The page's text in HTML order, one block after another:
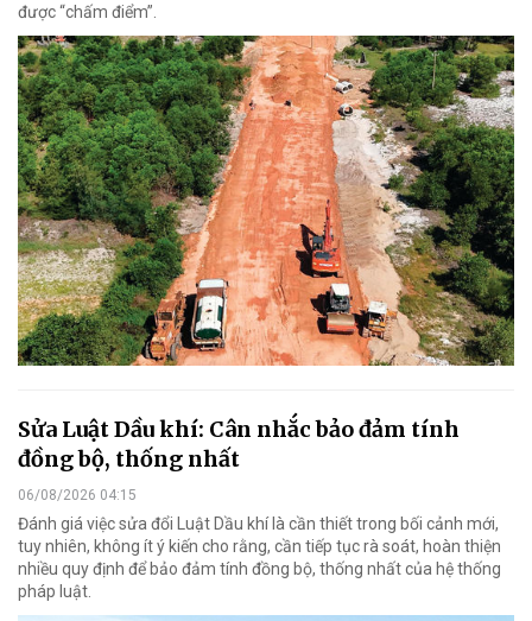
được “chấm điểm”.
Sửa Luật Dầu khí: Cân nhắc bảo đảm tính
đồng bộ, thống nhất
06/08/2026 04:15
Đánh giá việc sửa đổi Luật Dầu khí là cần thiết trong bối cảnh mới,
tuy nhiên, không ít ý kiến cho rằng, cần tiếp tục rà soát, hoàn thiện
nhiều quy định để bảo đảm tính đồng bộ, thống nhất của hệ thống
pháp luật.